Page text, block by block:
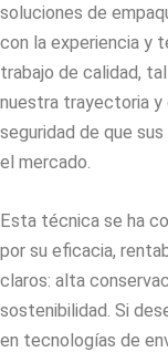
soluciones de
con la experiencia y
trabajo de calidad,
nuestra trayectoria y
seguridad de que
el mercado.
Esta técnica se ha
por su eficacia,
claros: alta
sostenibilidad. Si
en tecnologías de